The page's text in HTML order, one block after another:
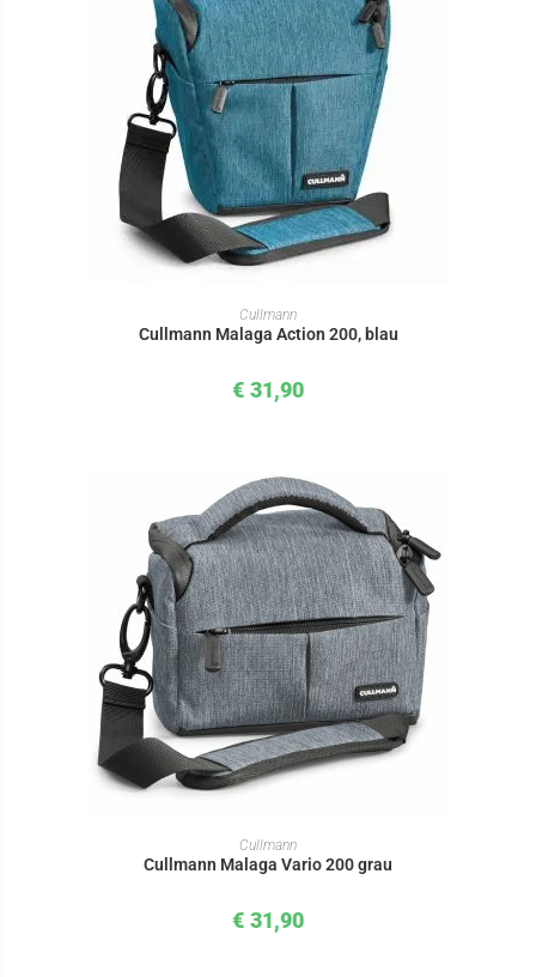
IN DEN WARENKORB
Cullmann
Cullmann Malaga Action 200, blau
€ 31,90
IN DEN WARENKORB
Cullmann
Cullmann Malaga Vario 200 grau
€ 31,90